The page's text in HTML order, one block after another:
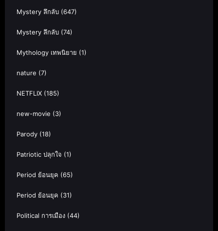
Mystery ลึกลับ (647)
Mystery ลึกลับ (74)
Mythology เทพนิยาย (1)
nature (7)
NETFLIX (185)
new-movie (3)
Parody (18)
Patriotic ปลุกใจ (1)
Period ย้อนยุค (65)
Period ย้อนยุค (31)
Political การเมือง (44)